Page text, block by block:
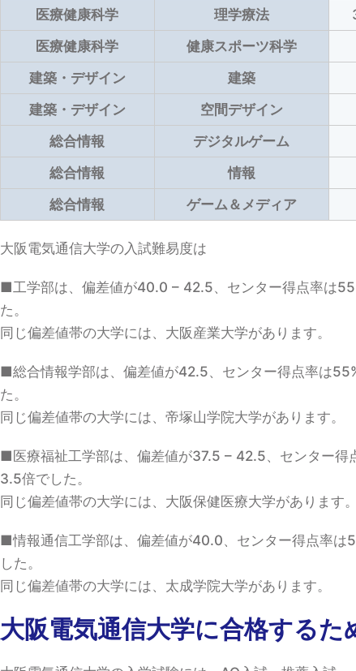
医療健康科学
理学療法
医療健康科学
健康スポーツ科学
建築・デザイン
建築
建築・デザイン
空間デザイン
総合情報
デジタルゲーム
総合情報
情報
総合情報
ゲーム＆メディア
大阪電気通信大学の入試難易度は
■工学部は、偏差値が40.0 – 42.5、センター得点率は
た。
同じ偏差値帯の大学には、大阪産業大学があります。
■総合情報学部は、偏差値が42.5、センター得点率は
た。
同じ偏差値帯の大学には、帝塚山学院大学があります。
■医療福祉工学部は、偏差値が37.5 – 42.5、センター得
3.5倍でした。
同じ偏差値帯の大学には、大阪保健医療大学があります。
■情報通信工学部は、偏差値が40.0、センター得点率
した。
同じ偏差値帯の大学には、太成学院大学があります。
大阪電気通信大学に合格するた